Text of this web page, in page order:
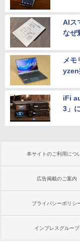
AIス
なぜ
メモ
iFi
3」
本サイトのご利用につ
広告掲載のご案内
プライバシーポリシ
インプレスグループ